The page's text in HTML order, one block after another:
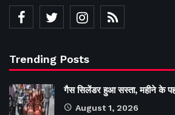
Trending Posts
गैस सिलेंडर हुआ सस्ता, महीने के
August 1, 2026